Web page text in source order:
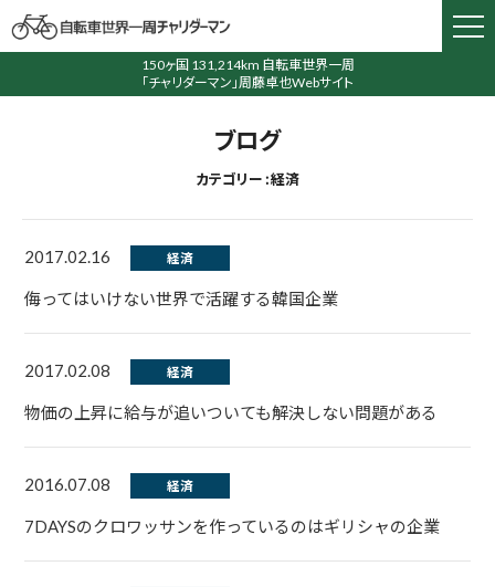
150ヶ国 131,214km 自転車世界一周
「チャリダーマン」周藤卓也Webサイト
ブログ
カテゴリー : 経済
2017.02.16 経済
侮ってはいけない世界で活躍する韓国企業
2017.02.08 経済
物価の上昇に給与が追いついても解決しない問題がある
2016.07.08 経済
7DAYSのクロワッサンを作っているのはギリシャの企業